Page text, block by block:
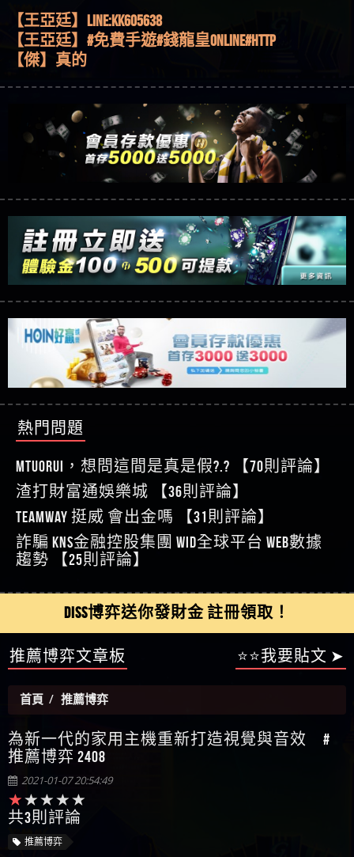
力智投資是詐騙嗎 南部老翁還在癡迷力智投資高
回報獲利 請不要在匯款
zg369】天盛商行詐騙 天盛商行是不是詐騙 天盛商
行是真的嗎 天盛商行是詐騙嗎 被天盛商行詐騙一
招教你拿回
【其他問題】 受害者援助賴【zg369】退休老翁被
大戶e點靈詐騙痛不欲生 大戶e點靈是真的嗎 大戶e
點靈是不是詐騙 大戶e點靈是詐騙嗎 大戶e點靈無
法出金 （大戶e點靈）教你如何規避詐騙陷阱
【其他問題】 弘記投資詐騙持續收割國人中【免
費討回資金賴zg369】弘記投資是詐騙嗎 弘記投資
是不是詐騙 弘記投資是真的嗎 被弘記投資詐騙的
錢怎麼辦 本文教你如何拿回被騙資金
【其他問題】 被騙追回賴【zg369】KnTop利用新型
詐騙手法欺詐群眾 KnTop是真的嗎 KnTop是不是詐騙
KnTop是詐騙嗎 【KnTop】KnTop無法出金 被KnTop詐騙
的錢一招拿回
【其他問題】機台運算專案詐騙持續收割國人中
【免費討回資金賴zg369】機台運算專案是詐騙嗎
機台運算專案是不是詐騙 機台運算專案是真的嗎
被機台運算專案詐騙的錢怎麼辦 本文教你如何拿
回被騙資金
【其他問題】 Hoyabit詐騙持續收割國人中【免費
討回資金賴zg369】Hoyabit是詐騙嗎 Hoyabit是不是詐
騙 Hoyabit是真的嗎 被HoyabitHoyabit詐騙的錢怎麼辦
本文教你如何拿回被騙資金
【其他問題】KS.M多元化行銷詐騙持續收割國人
中【免費討回資金賴zg369】KS.M多元化行銷是詐
騙嗎 KS.M多元化行銷是不是詐騙 KS.M多元化行銷是
真的嗎 被KS.M多元化行銷詐騙的錢怎麼辦 本文教
你如何拿回被騙資金
【其他問題】免費追回賴「zg369」深度解析野原
家 Family & Love如何詐騙 野原家 Family & Love是不是詐
騙 野原家 Family & Love是真的嗎 野原家 Family & Love是
詐騙嗎 165多次通報野原家 Family & Love是詐騙平台
【其他問題】元盈橋詐騙持續收割國人中【免費
討回資金賴zg369】元盈橋是詐騙嗎 元盈橋是不是
詐騙 元盈橋是真的嗎 被元盈橋詐騙的錢怎麼辦
【其他問題】被騙追回賴【zg369】M.L.Edge利用新
型詐騙手法欺詐群眾 M.L.Edge是真的嗎 M.L.Edge是不
金 被M.L.Edge詐騙的錢一招拿回
【其他問題】 Robinhood詐騙持續收割國人中【免
不是詐騙 Robinhood是真的嗎 被Robinhood詐騙的錢怎
麼辦 本文教你如何拿回被騙資金
資金賴zg369】FLTO是詐騙嗎 FLTO是不是詐騙 FLTO是
真的嗎 被FLTO詐騙的錢怎麼辦 本文教你如何拿回
被騙資金
【其他問題】 遇詐騙求救賴【zg369】八旬老翁被
ALYWS詐騙家破人亡 ALYWS是真的嗎 ALYWS是不是詐騙
ALYWS是詐騙嗎 （ALYWS）無法出金 請小心群組暗椿
【其他問題】 一招教你揭秘新型詐騙手法 （受害
者免費援助賴zg369）當當詐騙 當當是不是詐騙 當
當是真的嗎 當當是詐騙嗎 六旬老婦深信當當高獲
利回報被騙的家破人亡
【其他問題】用理性數據指路，開啟你的高回報
娛樂之旅
【其他問題】【老玩家不藏私】2025 線上老虎機
這樣挑！RTP、波動率和平台安全的全攻略！
【推薦博弈】這款《ATG 武俠》老虎機真的猛！玩
過才知道什麼叫超過3萬種中獎方式！
【推薦博弈】BNG電子遊戲完整攻略！熱門老虎
機、集鴻運玩法、獨家試玩一次看！
【其他問題】【2025】ATG試玩必看！戰神賽特
51,000倍數玩法攻略，輕鬆稱霸老虎機！
【其他問題】「拆解力智投資詐騙套路緊急追討
賴zg369」力智投資是不是詐騙 力智投資是真的嗎
力智投資是詐騙嗎 南部老翁還在癡迷力智投資高
回報獲利 請不要在匯款
【其他問題】 【遇天盛商行詐騙追回資金賴
zg369】天盛商行詐騙 天盛商行是不是詐騙 天盛商
行是真的嗎 天盛商行是詐騙嗎 被天盛商行詐騙一
招教你拿回
【其他問題】 受害者援助賴【zg369】退休老翁被
大戶e點靈詐騙痛不欲生 大戶e點靈是真的嗎 大戶e
點靈是不是詐騙 大戶e點靈是詐騙嗎 大戶e點靈無
法出金 （大戶e點靈）教你如何規避詐騙陷阱
【其他問題】 弘記投資詐騙持續收割國人中【免
費討回資金賴zg369】弘記投資是詐騙嗎 弘記投資
是不是詐騙 弘記投資是真的嗎 被弘記投資詐騙的
錢怎麼辦 本文教你如何拿回被騙資金
【其他問題】 被騙追回賴【zg369】KnTop利用新型
詐騙手法欺詐群眾 KnTop是真的嗎 KnTop是不是詐騙
KnTop是詐騙嗎 【KnTop】KnTop無法出金 被KnTop詐騙
的錢一招拿回
【其他問題】機台運算專案詐騙持續收割國人中
【免費討回資金賴zg369】機台運算專案是詐騙嗎
機台運算專案是不是詐騙 機台運算專案是真的嗎
被機台運算專案詐騙的錢怎麼辦 本文教你如何拿
回被騙資金
【其他問題】 Hoyabit詐騙持續收割國人中【免費
討回資金賴zg369】Hoyabit是詐騙嗎 Hoyabit是不是詐
騙 Hoyabit是真的嗎 被HoyabitHoyabit詐騙的錢怎麼辦
本文教你如何拿回被騙資金
【其他問題】KS.M多元化行銷詐騙持續收割國人
中【免費討回資金賴zg369】KS.M多元化行銷是詐
騙嗎 KS.M多元化行銷是不是詐騙 KS.M多元化行銷是
真的嗎 被KS.M多元化行銷詐騙的錢怎麼辦 本文教
【其他問題】免費追回賴「zg369」深度解析野原
家 Family & Love如何詐騙 野原家 Family & Love是不是詐
騙 野原家 Family & Love是真的嗎 野原家 Family & Love是
【其他問題】元盈橋詐騙持續收割國人中【免費
討回資金賴zg369】元盈橋是詐騙嗎 元盈橋是不是
本文教你如何拿回被騙資金
【其他問題】被騙追回賴【zg369】M.L.Edge利用新
是詐騙 M.L.Edge是詐騙嗎 【M.L.Edge】M.L.Edge無法出
金 被M.L.Edge詐騙的錢一招拿回
費討回資金賴zg369】Robinhood是詐騙嗎 Robinhood是
不是詐騙 Robinhood是真的嗎 被Robinhood詐騙的錢怎
麼辦 本文教你如何拿回被騙資金
【其他問題】FLTO詐騙持續收割國人中【免費討回
資金賴zg369】FLTO是詐騙嗎 FLTO是不是詐騙 FLTO是
真的嗎 被FLTO詐騙的錢怎麼辦 本文教你如何拿回
被騙資金
【其他問題】 遇詐騙求救賴【zg369】八旬老翁被
ALYWS詐騙家破人亡 ALYWS是真的嗎 ALYWS是不是詐騙
ALYWS是詐騙嗎 （ALYWS）無法出金 請小心群組暗椿
【其他問題】 一招教你揭秘新型詐騙手法 （受害
者免費援助賴zg369）當當詐騙 當當是不是詐騙 當
利回報被騙的家破人亡
回答
【王亞廷】LINE:kK605638
【王亞廷】#免費手遊#錢龍皇ONLINE#http
【傑】真的
【沈樂慧】又是九州??爛死了黑網不要玩
【林伊依】爛死了拉贏錢直接鎖帳號可以去吃屎
【陳靜茹】推薦小畢，我也是小畢的會員～～
【黃家羭】推推
【AVA娛樂城】還會自己做假對話來毀謗欸哈哈哈
好厲
【陳順堪】黑網不出金
【黃伊珊】不推薦爛公司
【陳順堪】星匯娛樂城出金幾次後贏錢就不給出
金
【陳順堪】黑網出金幾次後贏了就不出金出
【玩運彩】
【asd】唬爛不出金黑網垃圾平台
【蘇俊曄】所以會出金嗎現在也是一樣的狀況
【侯依揚】廢物喔
【傑】推代理真的好相處
回答
【王亞廷】LINE:kK605638
【王亞廷】#免費手遊#錢龍皇ONLINE#http
【傑】真的
【蔡如軒】黑網一個呵呵
【Wei】讚
【沈樂慧】又是九州??爛死了黑網不要玩
【林伊依】爛死了拉贏錢直接鎖帳號可以去吃屎
【陳靜茹】推薦小畢，我也是小畢的會員～～
【AVA娛樂城】還會自己做假對話來毀謗欸哈哈哈
【陳順堪】黑網不出金
【黃伊珊】不推薦爛公司
【陳順堪】星匯娛樂城出金幾次後贏錢就不給出
金
【陳順堪】黑網出金幾次後贏了就不出金出
【玩運彩】
【asd】唬爛不出金黑網垃圾平台
【蘇俊曄】所以會出金嗎現在也是一樣的狀況
【侯依揚】廢物喔
熱門問題
MTUORUi，想問這間是真是假?.? 【70則評論】
渣打財富通娛樂城 【36則評論】
TEAMWAY 挺威 會出金嗎 【31則評論】
詐騙 kns金融控股集團 WID全球平台 WEB數據
趨勢 【25則評論】
DISS博弈送你發財金 註冊領取！
推薦博弈文章板 ⭐⭐我要貼文 ➤
首頁 推薦博弈
為新一代的家用主機重新打造視覺與音效 #
推薦博弈 2408
2021-01-07 20:54:49
共3則評論
推薦博弈